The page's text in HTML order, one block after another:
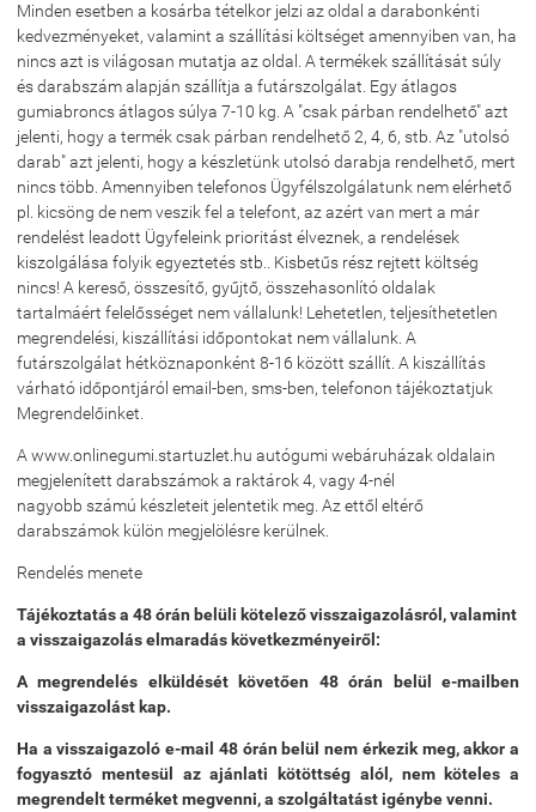
Minden esetben a kosárba tételkor jelzi az oldal a darabonkénti
kedvezményeket, valamint a szállítási költséget amennyiben van, ha
nincs azt is világosan mutatja az oldal. A termékek szállítását súly
és darabszám alapján szállítja a futárszolgálat. Egy átlagos
gumiabroncs átlagos súlya 7-10 kg. A "csak párban rendelhető" azt
jelenti, hogy a termék csak párban rendelhető 2, 4, 6, stb. Az "utolsó
darab" azt jelenti, hogy a készletünk utolsó darabja rendelhető, mert
nincs több. Amennyiben telefonos Ügyfélszolgálatunk nem elérhető
pl. kicsöng de nem veszik fel a telefont, az azért van mert a már
rendelést leadott Ügyfeleink prioritást élveznek, a rendelések
kiszolgálása folyik egyeztetés stb.. Kisbetűs rész rejtett költség
nincs! A kereső, összesítő, gyűjtő, összehasonlító oldalak
tartalmáért felelősséget nem vállalunk! Lehetetlen, teljesíthetetlen
megrendelési, kiszállítási időpontokat nem vállalunk. A
futárszolgálat hétköznaponként 8-16 között szállít. A kiszállítás
várható időpontjáról email-ben, sms-ben, telefonon tájékoztatjuk
Megrendelőinket.
A www.onlinegumi.startuzlet.hu autógumi webáruházak oldalain
megjelenített darabszámok a raktárok 4, vagy 4-nél
nagyobb számú készleteit jelentetik meg. Az ettől eltérő
darabszámok külön megjelölésre kerülnek.
Rendelés menete
Tájékoztatás a 48 órán belüli kötelező visszaigazolásról, valamint
a visszaigazolás elmaradás következményeiről:
A megrendelés elküldését követően 48 órán belül e-mailben
visszaigazolást kap.
Ha a visszaigazoló e-mail 48 órán belül nem érkezik meg, akkor a
fogyasztó mentesül az ajánlati kötöttség alól, nem köteles a
megrendelt terméket megvenni, a szolgáltatást igénybe venni.